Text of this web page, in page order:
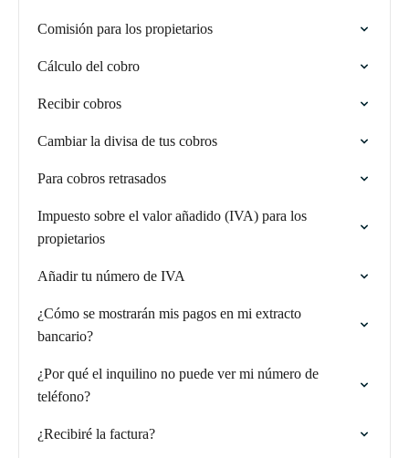
Comisión para los propietarios
Cálculo del cobro
Recibir cobros
Cambiar la divisa de tus cobros
Para cobros retrasados
Impuesto sobre el valor añadido (IVA) para los
propietarios
Añadir tu número de IVA
¿Cómo se mostrarán mis pagos en mi extracto
bancario?
¿Por qué el inquilino no puede ver mi número de
teléfono?
¿Recibiré la factura?